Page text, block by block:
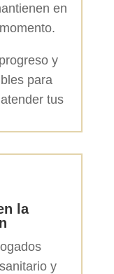
en
y
para
tus
la
y